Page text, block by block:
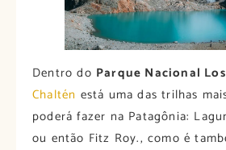
Dentro do Parque Nacional
Chaltén está uma das trilhas
poderá fazer na Patagônia:
ou então Fitz Roy., como é